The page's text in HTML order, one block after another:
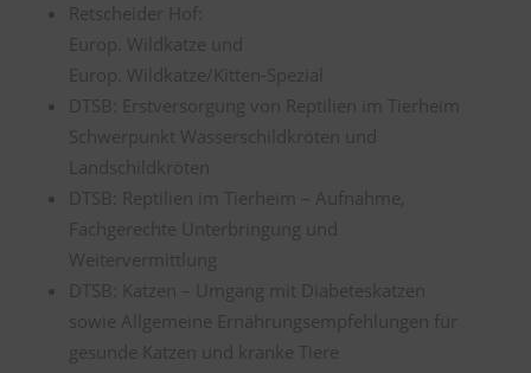
Retscheider Hof:
Europ. Wildkatze und
Europ. Wildkatze/Kitten-Spezial
DTSB: Erstversorgung von Reptilien im Tierheim
Schwerpunkt Wasserschildkröten und
Landschildkröten
DTSB: Reptilien im Tierheim – Aufnahme,
Fachgerechte Unterbringung und
Weitervermittlung
DTSB: Katzen – Umgang mit Diabeteskatzen
sowie Allgemeine Ernährungsempfehlungen für
gesunde Katzen und kranke Tiere